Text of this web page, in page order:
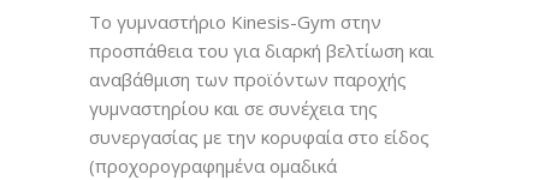
Το γυμναστήριο Kinesis-Gym στην
προσπάθεια του για διαρκή βελτίωση και
αναβάθμιση των προϊόντων παροχής
γυμναστηρίου και σε συνέχεια της
συνεργασίας με την κορυφαία στο είδος
(προχορογραφημένα ομαδικά